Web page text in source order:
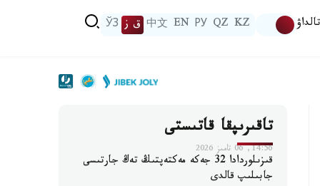
تالداۋ KZ
QZ
РУ
EN
中文 ق ز ЎЗ
تاقىرىپقا قاتىستى
14:56, 06 تامىز 2026
قىزىلوردادا 32 جەكە مەكتەپتىڭ تەڭ جارتىسى
جابىلىپ قالدى